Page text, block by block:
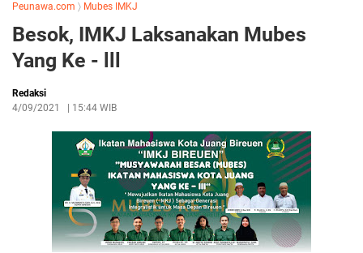
Peunawa.com 〉 Mubes IMKJ
Besok, IMKJ Laksanakan Mubes
Yang Ke - lll
Redaksi
4/09/2021
15:44 WIB